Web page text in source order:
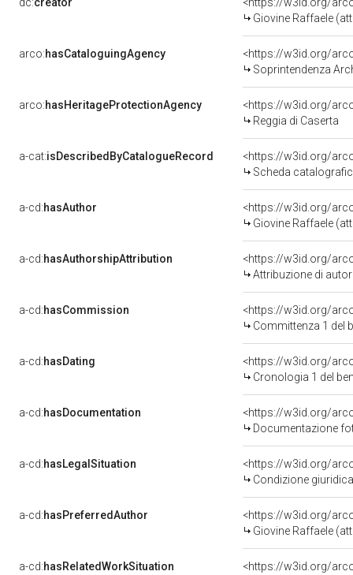
Giovine Raffaele
arco:hasCataloguingAgency
<https://w3id.org/
Soprintendenza
arco:hasHeritageProtectionAgency
<https://w3id.org/
Reggia di Caserta
a-cat:isDescribedByCatalogueRecord
<https://w3id.org/
Scheda
a-cd:hasAuthor
<https://w3id.org/
Giovine Raffaele
a-cd:hasAuthorshipAttribution
<https://w3id.org/
Attribuzione di
a-cd:hasCommission
<https://w3id.org/
Committenza 1 del
a-cd:hasDating
<https://w3id.org/
Cronologia 1 del
a-cd:hasDocumentation
Documentazione
a-cd:hasLegalSituation
<https://w3id.org/
Condizione
a-cd:hasPreferredAuthor
<https://w3id.org/
Giovine Raffaele
a-cd:hasRelatedWorkSituation
<https://w3id.org/